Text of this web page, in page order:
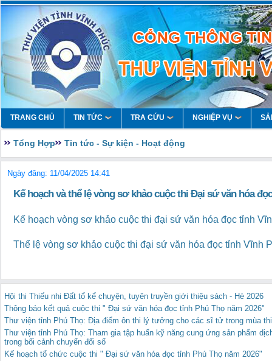
TRANG CHỦ TIN TỨC TRA CỨU NGHIỆP VỤ
Tổng Hợp Tin tức - Sự kiện - Hoạt động
Ngày đăng: 11/04/2025 14:41
Kế hoạch và thể lệ vòng sơ khảo cuộc thi Đại sứ văn hóa
Kế hoạch vòng sơ khảo cuộc thi đại sứ văn hóa đọc tỉnh
Thể lệ vòng sơ khảo cuộc thi đại sứ văn hóa đọc tỉnh Vĩnh
Hội thi Thiếu nhi Đất tổ kể chuyện, tuyên truyền giới thiệu sách - Hè 2026
Thông báo kết quả cuộc thi " Đại sứ văn hóa đọc tỉnh Phú Thọ năm 2026"
Thư viện tỉnh Phú Thọ: Địa điểm ôn thi lý tưởng cho các sĩ tử trong mùa
Thư viện tỉnh Phú Thọ: Tham gia tập huấn kỹ năng cung ứng sản phẩm
trong bối cảnh chuyển đổi số
Kế hoạch tổ chức cuộc thi " Đại sứ văn hóa đọc tỉnh Phú Thọ năm 2026"